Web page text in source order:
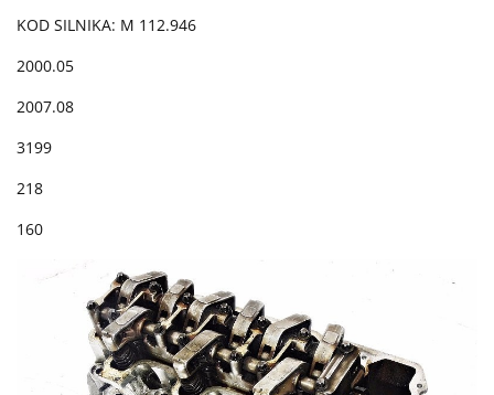
KOD SILNIKA: M 112.946
2000.05
2007.08
3199
218
160